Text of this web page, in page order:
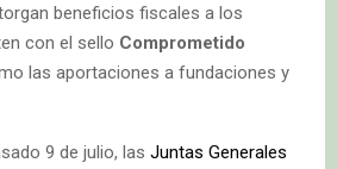
beneficios fiscales a los
con el sello Comprometido
las aportaciones a fundaciones y
9 de julio, las Juntas Generales